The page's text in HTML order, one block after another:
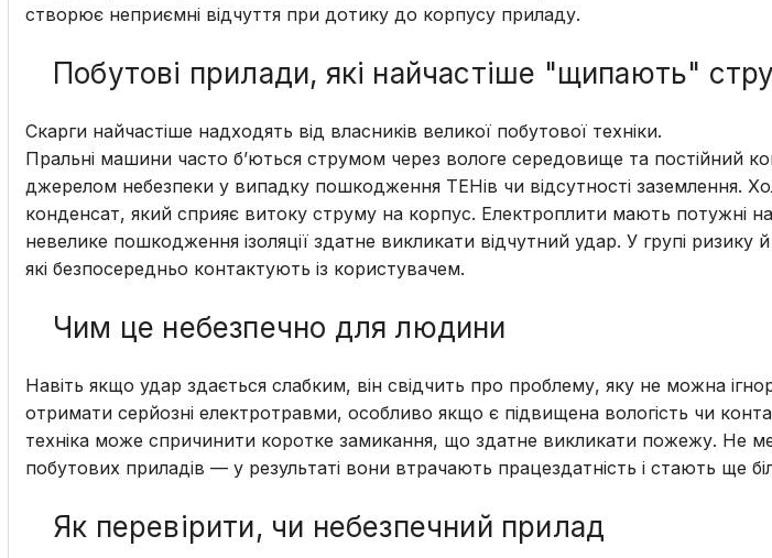
створює неприємні відчуття при дотику до корпусу приладу.
Побутові прилади, які найчастіше "щипають"
Скарги найчастіше надходять від власників великої побутової техніки.
Пральні машини часто б’ються струмом через вологе середовище та постійний
джерелом небезпеки у випадку пошкодження ТЕНів чи відсутності заземлення.
конденсат, який сприяє витоку струму на корпус. Електроплити мають потужні
невелике пошкодження ізоляції здатне викликати відчутний удар. У групі
які безпосередньо контактують із користувачем.
Чим це небезпечно для людини
Навіть якщо удар здається слабким, він свідчить про проблему, яку не можна
отримати серйозні електротравми, особливо якщо є підвищена вологість чи
техніка може спричинити коротке замикання, що здатне викликати пожежу. Не
побутових приладів — у результаті вони втрачають працездатність і стають ще
Як перевірити, чи небезпечний прилад